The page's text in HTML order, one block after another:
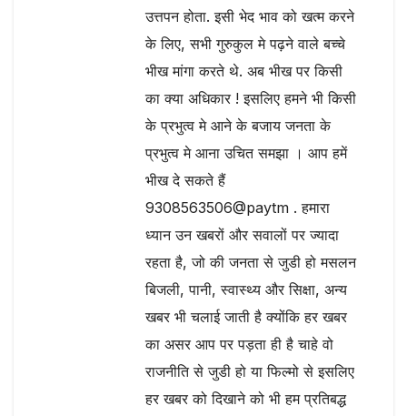
उत्तपन होता. इसी भेद भाव को खत्म करने
के लिए, सभी गुरुकुल मे पढ़ने वाले बच्चे
भीख मांगा करते थे. अब भीख पर किसी
का क्या अधिकार ! इसलिए हमने भी किसी
के प्रभुत्व मे आने के बजाय जनता के
प्रभुत्व मे आना उचित समझा । आप हमें
भीख दे सकते हैं
9308563506@paytm . हमारा
ध्यान उन खबरों और सवालों पर ज्यादा
रहता है, जो की जनता से जुडी हो मसलन
बिजली, पानी, स्वास्थ्य और सिक्षा, अन्य
खबर भी चलाई जाती है क्योंकि हर खबर
का असर आप पर पड़ता ही है चाहे वो
राजनीति से जुडी हो या फिल्मो से इसलिए
हर खबर को दिखाने को भी हम प्रतिबद्ध